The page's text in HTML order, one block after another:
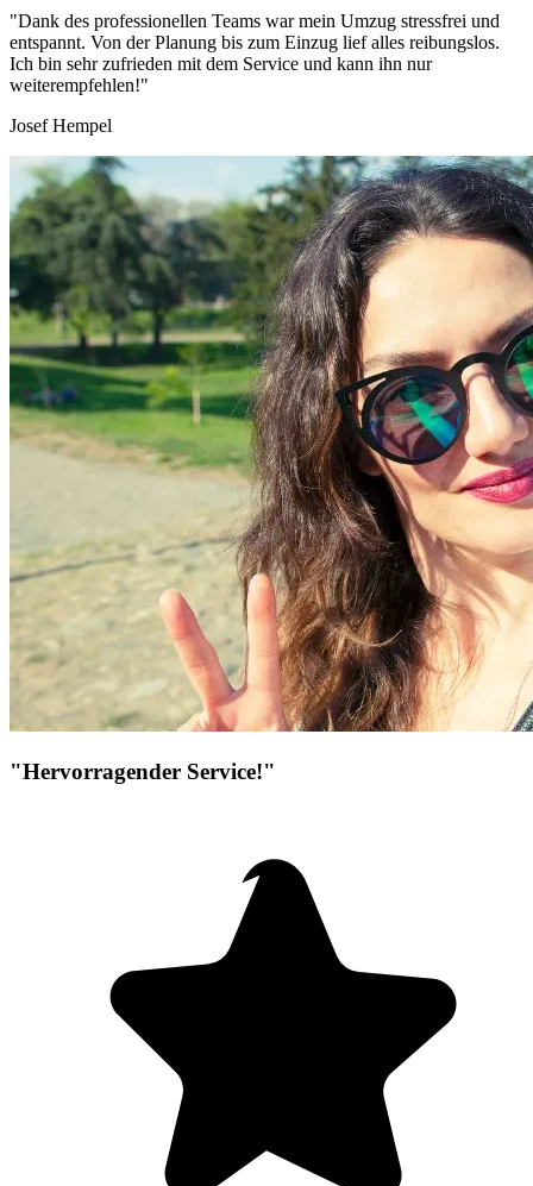
"Dank des professionellen Teams war mein Umzug stressfrei und
entspannt. Von der Planung bis zum Einzug lief alles reibungslos.
Ich bin sehr zufrieden mit dem Service und kann ihn nur
weiterempfehlen!"
Josef Hempel
"Hervorragender Service!"